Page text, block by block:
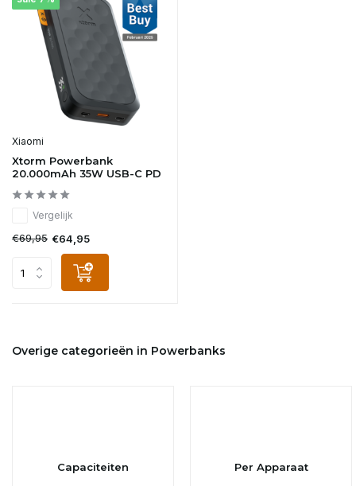
Xiaomi
Xtorm Powerbank
20.000mAh 35W USB-C PD
Vergelijk
€69,95 €64,95
Overige categorieën in Powerbanks
Capaciteiten Per Apparaat